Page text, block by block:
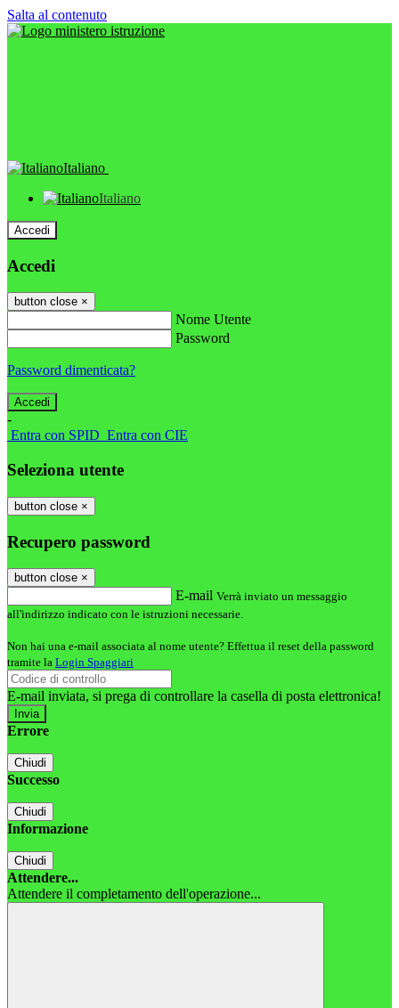
Salta al contenuto
Italiano
Italiano
Accedi
Accedi
button close ×
Nome Utente
Password
Password dimenticata?
-
Entra con SPID Entra con CIE
Seleziona utente
button close ×
Recupero password
button close ×
E-mail Verrà inviato un messaggio
all'indirizzo indicato con le istruzioni necessarie.
Non hai una e-mail associata al nome utente? Effettua il reset della password
tramite la Login Spaggiari
E-mail inviata, si prega di controllare la casella di posta elettronica!
Errore
Chiudi
Successo
Chiudi
Informazione
Chiudi
Attendere...
Attendere il completamento dell'operazione...